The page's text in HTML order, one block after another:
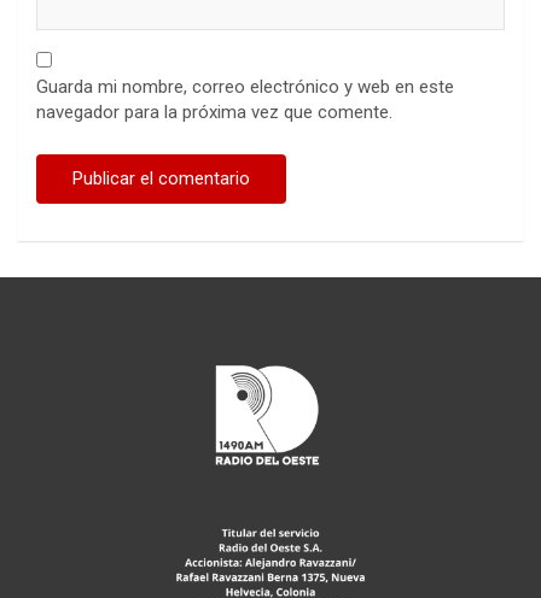
Guarda mi nombre, correo electrónico y web en este
navegador para la próxima vez que comente.